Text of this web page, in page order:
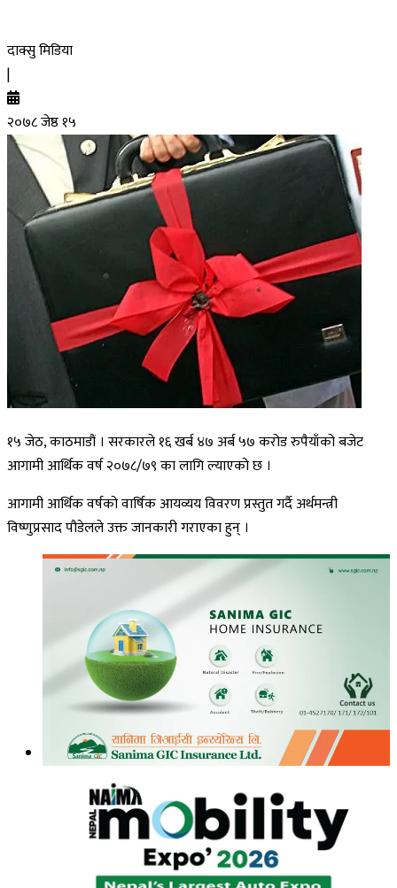
दाक्सु मिडिया
|
२०७८ जेष्ठ १५
१५ जेठ, काठमाडौं । सरकारले १६ खर्ब ४७ अर्ब ५७ करोड रुपैयाँको बजेट
आगामी आर्थिक वर्ष २०७८/७९ का लागि ल्याएको छ ।
आगामी आर्थिक वर्षको वार्षिक आयव्यय विवरण प्रस्तुत गर्दै अर्थमन्त्री
विष्णुप्रसाद पौडेलले उक्त जानकारी गराएका हुन् ।